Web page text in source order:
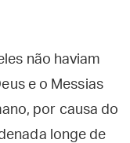
não haviam
e o Messias
por causa do
longe de